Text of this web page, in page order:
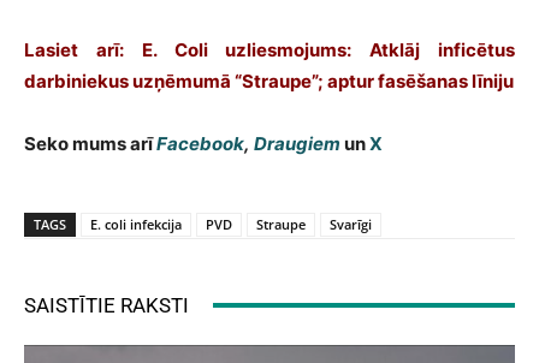
Lasiet arī:E. Coli uzliesmojums: Atklāj inficētus
darbiniekus uzņēmumā “Straupe”; aptur fasēšanas līniju
Seko mums arīFacebook, Draugiem unX
TAGS E. coli infekcija PVD Straupe Svarīgi
SAISTĪTIE RAKSTI